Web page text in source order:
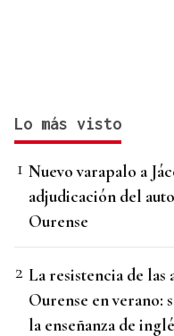
Lo más visto
Nuevo varapalo a
adjudicación del
Ourense
La resistencia de las
Ourense en verano:
la enseñanza de